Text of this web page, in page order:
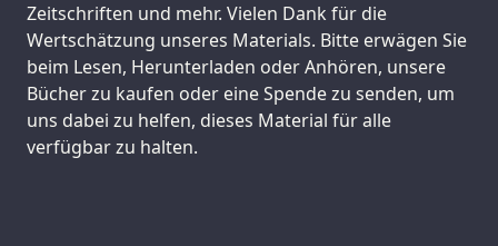
Zeitschriften und mehr. Vielen Dank für die
Wertschätzung unseres Materials. Bitte erwägen Sie
beim Lesen, Herunterladen oder Anhören, unsere
Bücher zu kaufen oder eine Spende zu senden, um
uns dabei zu helfen, dieses Material für alle
verfügbar zu halten.